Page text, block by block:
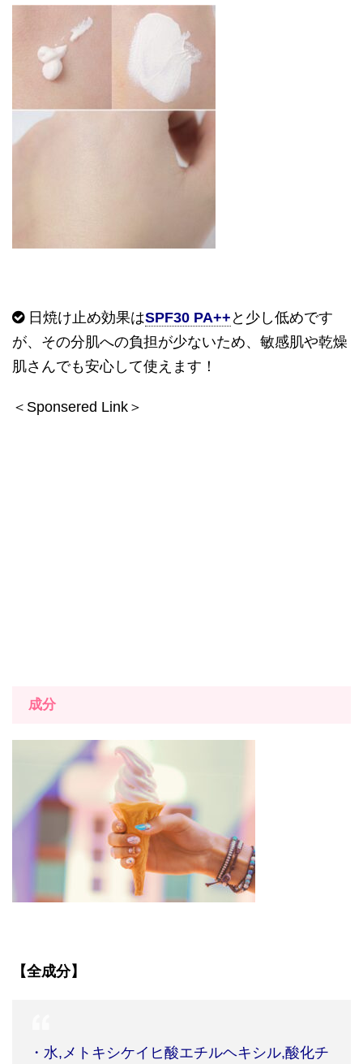
日焼け止め効果はSPF30 PA++ と少し低めです
が、その分肌への負担が少ないため、敏感肌や乾燥
肌さんでも安心して使えます！
＜Sponsered Link＞
成分
【全成分】
・水,メトキシケイヒ酸エチルヘキシル,酸化チ